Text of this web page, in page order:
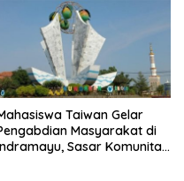
Taiwan Gelar
Masyarakat di
Sasar Komunitas